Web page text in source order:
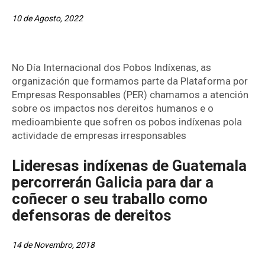
10 de Agosto, 2022
No Día Internacional dos Pobos Indíxenas, as
organización que formamos parte da Plataforma por
Empresas Responsables (PER) chamamos a atención
sobre os impactos nos dereitos humanos e o
medioambiente que sofren os pobos indíxenas pola
actividade de empresas irresponsables
Lideresas indíxenas de Guatemala
percorrerán Galicia para dar a
coñecer o seu traballo como
defensoras de dereitos
14 de Novembro, 2018